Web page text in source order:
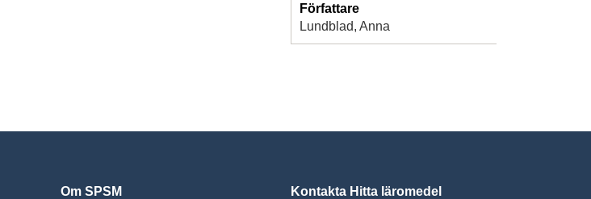
Författare
Lundblad, Anna
Om SPSM
Kontakta Hitta läromedel